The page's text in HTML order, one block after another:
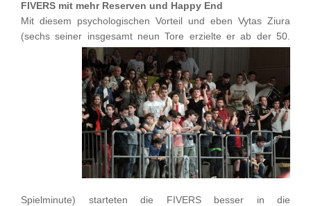
FIVERS mit mehr Reserven und Happy End
Mit diesem psychologischen Vorteil und eben Vytas Ziura
(sechs seiner insgesamt neun Tore erzielte er ab der 50.
Spielminute) starteten die FIVERS besser in die